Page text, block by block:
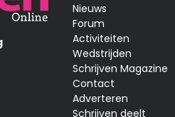
Nieuws
Forum
Activiteiten
Wedstrijden
Schrijven Magazine
Contact
Adverteren
Schrijven deelt